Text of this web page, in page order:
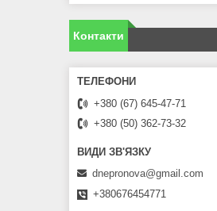
Контакти
+380 (67) 645-47-71
+380 (50) 362-73-32
dnepronova@gmail.com
+380676454771